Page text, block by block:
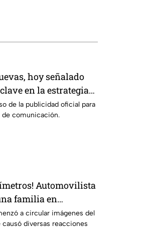
hoy señalado
en la estrategia
de la publicidad oficial para
de comunicación.
Automovilista
familia en
comercial
a circular imágenes del
diversas reacciones